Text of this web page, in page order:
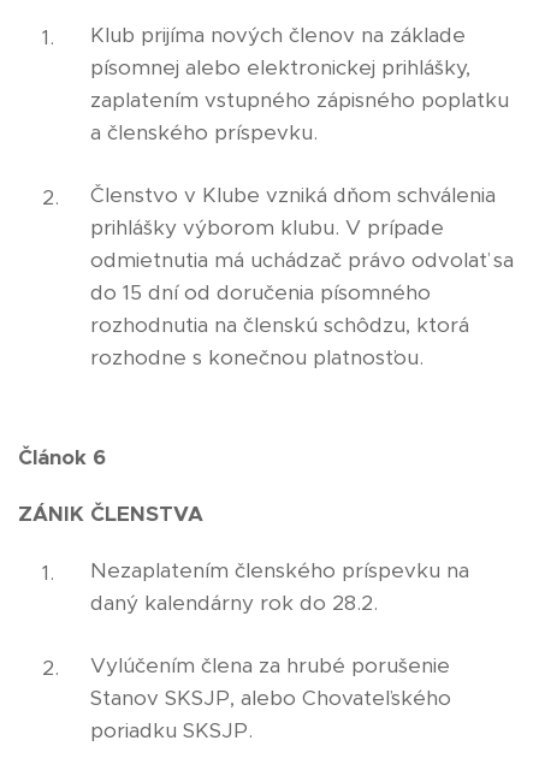
Klub prijíma nových členov na základe
písomnej alebo elektronickej prihlášky,
zaplatením vstupného zápisného poplatku
a členského príspevku.
Členstvo v Klube vzniká dňom schválenia
prihlášky výborom klubu. V prípade
odmietnutia má uchádzač právo odvolať sa
do 15 dní od doručenia písomného
rozhodnutia na členskú schôdzu, ktorá
rozhodne s konečnou platnosťou.
Článok 6
ZÁNIK ČLENSTVA
Nezaplatením členského príspevku na
daný kalendárny rok do 28.2.
Vylúčením člena za hrubé porušenie
Stanov SKSJP, alebo Chovateľského
poriadku SKSJP.